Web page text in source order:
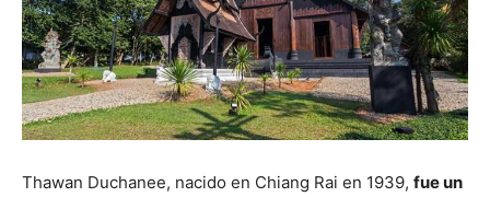
Thawan Duchanee, nacido en Chiang Rai en 1939, fue un